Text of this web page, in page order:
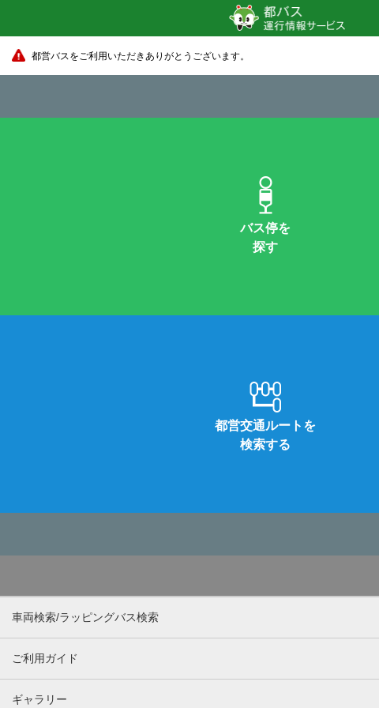
都営バスをご利用いただきありがとうございます。
バス停を
探す
都営交通ルートを
検索する
車両検索/ラッピングバス検索
ご利用ガイド
ギャラリー